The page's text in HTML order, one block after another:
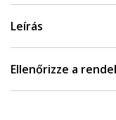
Leírás
Ellenőrizze a